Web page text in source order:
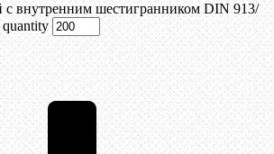
с внутренним шестигранником DIN 913/